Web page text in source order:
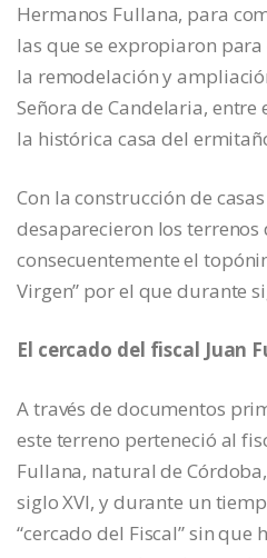
Hermanos Fullana, para
las que se expropiaron
la remodelación y
Señora de Candelaria,
la histórica casa del
Con la construcción de
desaparecieron los
consecuentemente el
Virgen” por el que durante
El cercado del fiscal Juan
A través de documentos
este terreno perteneció al
Fullana, natural de
siglo XVI, y durante un
“cercado del Fiscal” sin que